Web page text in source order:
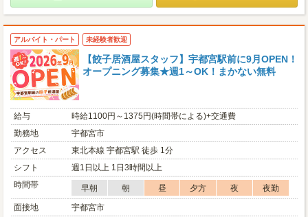
アルバイト・パート 未経験者歓迎
【餃子居酒屋スタッフ】宇都宮駅前に9月OPEN！
オープニング募集★週1～OK！まかない無料
給与
時給1100円～1375円(時間帯による)+交通費
勤務地
宇都宮市
アクセス
東北本線 宇都宮駅 徒歩 1分
シフト
週1日以上 1日3時間以上
時間帯
早朝 朝 昼 夕方 夜
夜勤
面接地
宇都宮市